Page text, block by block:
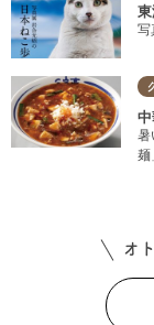
写
暑
麺
オ